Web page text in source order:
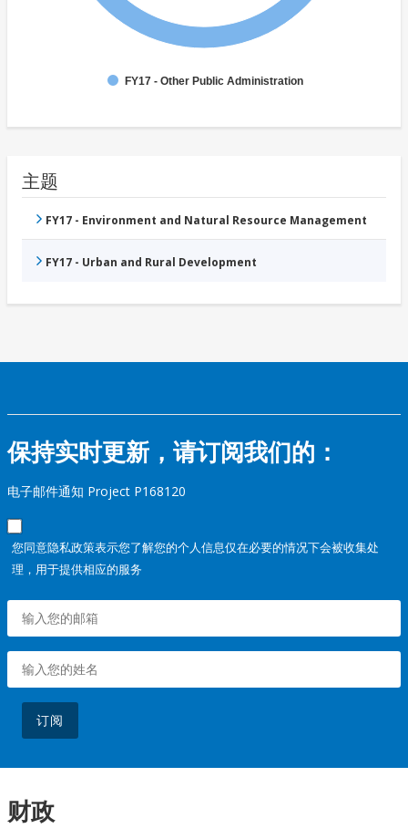
FY17 - Other Public Administration
主题
FY17 - Environment and Natural Resource Management
FY17 - Urban and Rural Development
保持实时更新，请订阅我们的：
电子邮件通知 Project P168120
您同意隐私政策表示您了解您的个人信息仅在必要的情况下会被收集处
理，用于提供相应的服务
订阅
财政